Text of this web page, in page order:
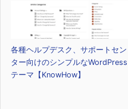
各種ヘルプデスク、サポートセン
ター向けのシンプルなWordPress
テーマ【KnowHow】